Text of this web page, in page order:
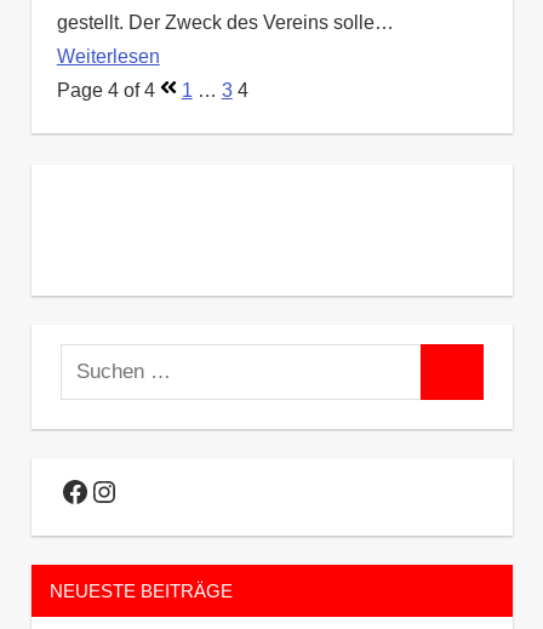
gestellt. Der Zweck des Vereins solle…
Weiterlesen
Page 4 of 4
1 … 3 4
Suchen
Facebook
Instagram
NEUESTE BEITRÄGE